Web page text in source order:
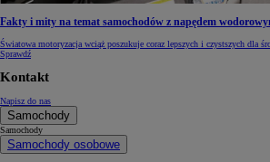
Fakty i mity na temat samochodów z napędem
Światowa motoryzacja wciąż poszukuje coraz lepszych i czystszych dla
Sprawdź
Kontakt
Napisz do nas
Samochody
Samochody
Samochody osobowe